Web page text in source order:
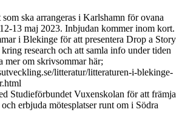
ska arrangeras i Karlshamn för ovana
13 maj 2023. Inbjudan kommer inom kort.
i Blekinge för att presentera Drop a Story
research och att samla info under tiden
mer om skrivsommar här;
litteratur/litteraturen-i-blekinge-
Studieförbundet Vuxenskolan för att främja
erbjuda mötesplatser runt om i Södra